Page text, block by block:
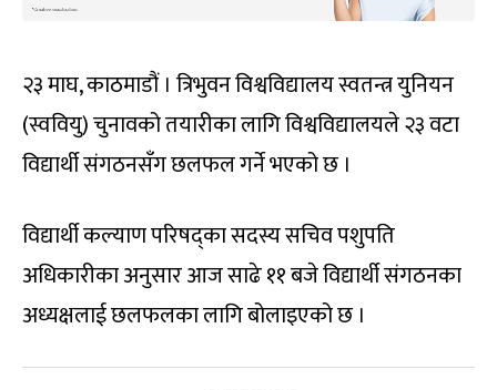
२३ माघ, काठमाडौं । त्रिभुवन विश्वविद्यालय स्वतन्त्र युनियन
(स्ववियु) चुनावको तयारीका लागि विश्वविद्यालयले २३ वटा
विद्यार्थी संगठनसँग छलफल गर्ने भएको छ ।
विद्यार्थी कल्याण परिषद्का सदस्य सचिव पशुपति
अधिकारीका अनुसार आज साढे ११ बजे विद्यार्थी संगठनका
अध्यक्षलाई छलफलका लागि बोलाइएको छ ।